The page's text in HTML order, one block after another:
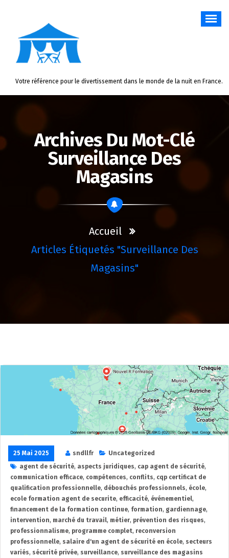
Votre référence pour le divertissement dans le monde de la nuit en France.
Archives Du Mot-Clé
Surveillance Des
Magasins
Accueil
Articles Étiquetés "surveillance Des
Magasins"
25 Mai 2025 sndllfr
Uncategorized
agent de sécurité, aspects juridiques, cap agent de sécurité,
communication efficace, compétences, conflits, cqp certificat de
qualification professionnelle, débouchés professionnels, école,
ecole formation agent de securite, efficacité, événementiel,
financement de la formation continue, formation, gardiennage,
intervention, marché du travail, métier, prévention des risques,
professionnalisme, programme complet, reconversion
professionnelle, salaire d'un agent de sécurité en école, secteurs
variés, sécurité privée, surveillance, surveillance des magasins